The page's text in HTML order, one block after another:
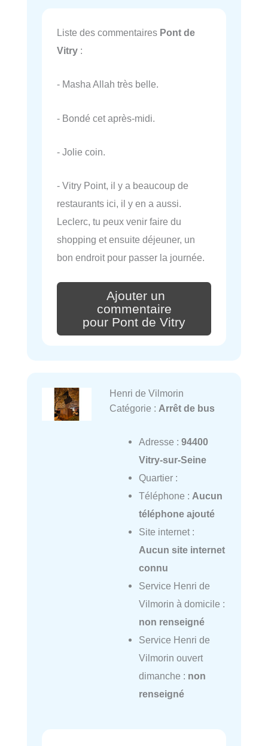
Liste des commentaires Pont de
Vitry :
- Masha Allah très belle.
- Bondé cet après-midi.
- Jolie coin.
- Vitry Point, il y a beaucoup de
restaurants ici, il y en a aussi.
Leclerc, tu peux venir faire du
shopping et ensuite déjeuner, un
bon endroit pour passer la journée.
Ajouter un
commentaire
pour Pont de Vitry
Henri de Vilmorin
Catégorie : Arrêt de bus
Adresse : 94400
Vitry-sur-Seine
Quartier :
Téléphone : Aucun
téléphone ajouté
Site internet :
Aucun site internet
connu
Service Henri de
Vilmorin à domicile :
non renseigné
Service Henri de
Vilmorin ouvert
dimanche : non
renseigné